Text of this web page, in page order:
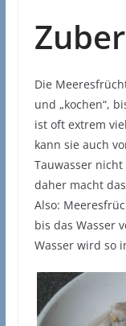
Die
und „kochen“,
ist oft extrem
kann sie auch
Tauwasser
daher macht
Also:
bis das Wasser
Wasser wird so